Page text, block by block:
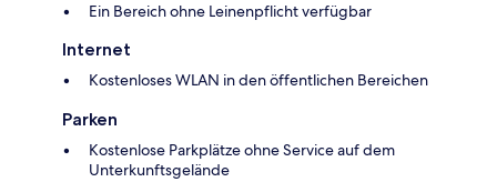
Ein Bereich ohne Leinenpflicht verfügbar
Internet
Kostenloses WLAN in den öffentlichen Bereichen
Parken
Kostenlose Parkplätze ohne Service auf dem
Unterkunftsgelände